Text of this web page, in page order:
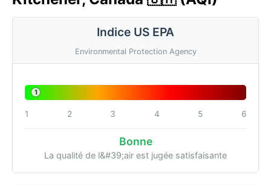
Indice US EPA
Environmental Protection Agency
1
1 2 3 4 5 6
Bonne
La qualité de l&#39;air est jugée satisfaisante